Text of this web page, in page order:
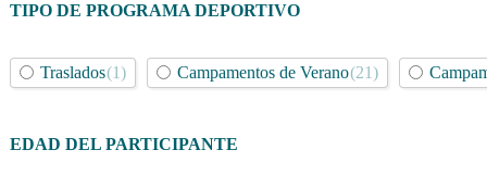
TIPO DE PROGRAMA DEPORTIVO
Traslados(1) Campamentos de Verano(21)
EDAD DEL PARTICIPANTE